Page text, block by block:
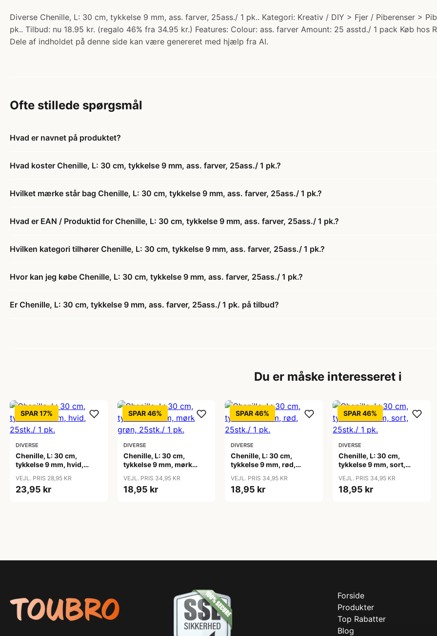
Diverse Chenille, L: 30 cm, tykkelse 9 mm, ass. farver, 25ass./ 1 pk.. Kategori: Kreativ / DIY > Fjer / Piberenser >
pk.. Tilbud: nu 18.95 kr. (regalo 46% fra 34.95 kr.) Features: Colour: ass. farver Amount: 25 asstd./ 1 pack Køb hos
Dele af indholdet på denne side kan være genereret med hjælp fra AI.
Ofte stillede spørgsmål
Hvad er navnet på produktet?
Hvad koster Chenille, L: 30 cm, tykkelse 9 mm, ass. farver, 25ass./ 1 pk.?
Hvilket mærke står bag Chenille, L: 30 cm, tykkelse 9 mm, ass. farver, 25ass./ 1 pk.?
Hvad er EAN / Produktid for Chenille, L: 30 cm, tykkelse 9 mm, ass. farver, 25ass./ 1 pk.?
Hvilken kategori tilhører Chenille, L: 30 cm, tykkelse 9 mm, ass. farver, 25ass./ 1 pk.?
Hvor kan jeg købe Chenille, L: 30 cm, tykkelse 9 mm, ass. farver, 25ass./ 1 pk.?
Er Chenille, L: 30 cm, tykkelse 9 mm, ass. farver, 25ass./ 1 pk. på tilbud?
Du er måske interesseret i
SPAR 17%
DIVERSE
Chenille, L: 30 cm,
tykkelse 9 mm, hvid,
VEJL. PRIS 28,95 KR
23,95 kr
SPAR 46%
DIVERSE
Chenille, L: 30 cm,
tykkelse 9 mm, mørk
VEJL. PRIS 34,95 KR
18,95 kr
SPAR 46%
DIVERSE
Chenille, L: 30 cm,
tykkelse 9 mm, rød,
VEJL. PRIS 34,95 KR
18,95 kr
SPAR 46%
DIVERSE
Chenille, L: 30 cm,
tykkelse 9 mm, sort,
VEJL. PRIS 34,95 KR
18,95 kr
Forside
Produkter
Top Rabatter
Blog